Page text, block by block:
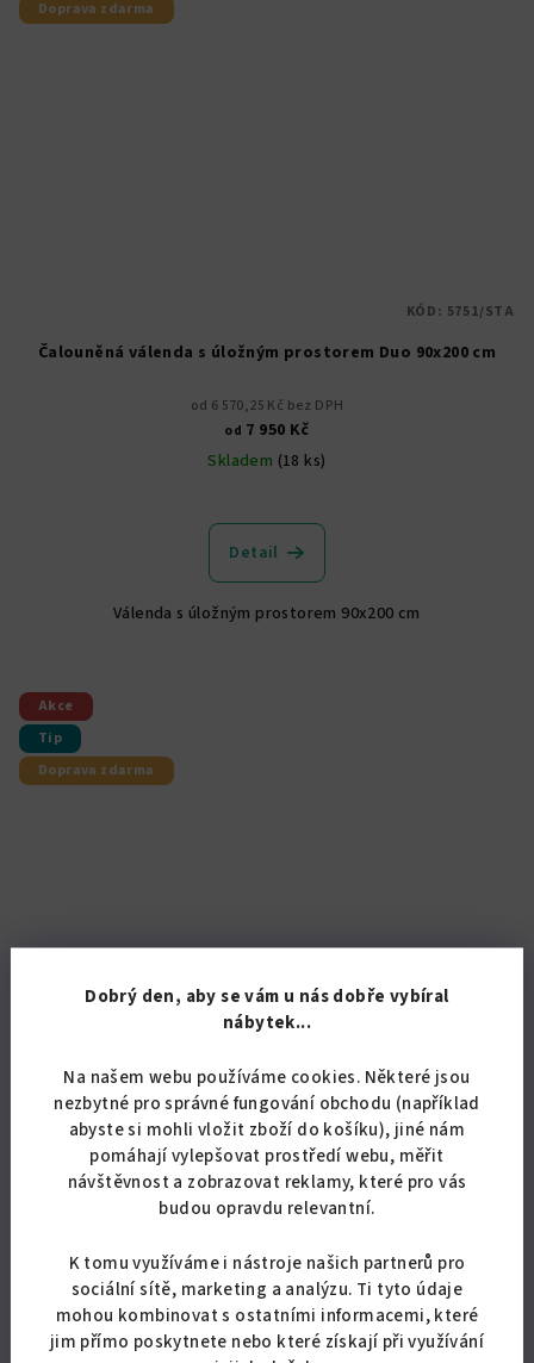
Dobrý den, aby se vám u nás dobře vybíral
nábytek...
Na našem webu používáme cookies. Některé jsou
nezbytné pro správné fungování obchodu (například
abyste si mohli vložit zboží do košíku), jiné nám
pomáhají vylepšovat prostředí webu, měřit
návštěvnost a zobrazovat reklamy, které pro vás
budou opravdu relevantní.
K tomu využíváme i nástroje našich partnerů pro
sociální sítě, marketing a analýzu. Ti tyto údaje
mohou kombinovat s ostatními informacemi, které
jim přímo poskytnete nebo které získají při využívání
Doprava zdarma
Čalouněná válenda s úložným prostorem Duo 90x200 cm
od 6 570,25 Kč bez DPH
od 7 950 Kč
Skladem (18 ks)
hodnocení
produktu
z
Detail
Válenda s úložným prostorem 90x200 cm
KÓD: 5751/STA
Akce
Tip
Doprava zdarma
Čalouněná, polohovací válenda KOLORADO
od 6 851,24 Kč bez DPH
od 8 290 Kč
Skladem
Průměrné
hodnocení
produktu
je
5,0
Detail
KÓD:6799/STA